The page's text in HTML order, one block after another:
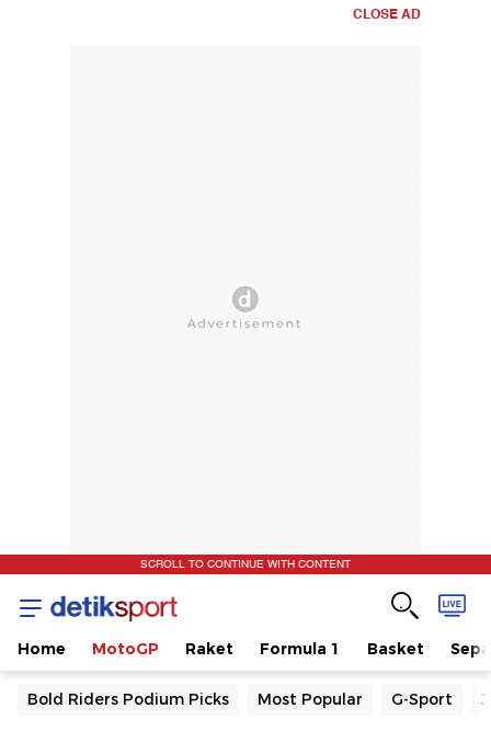
CLOSE AD
SCROLL TO CONTINUE WITH CONTENT
Home MotoGP Raket Formula 1 Basket
Bold Riders Podium Picks Most Popular G-Sport